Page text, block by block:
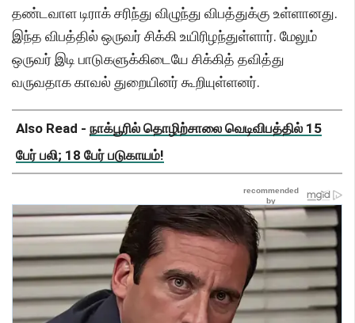
தண்டவாள டிராக் சரிந்து விழுந்து விபத்துக்கு உள்ளானது.
இந்த விபத்தில் ஒருவர் சிக்கி உயிரிழந்துள்ளார். மேலும்
ஒருவர் இடி பாடுகளுக்கிடையே சிக்கித் தவித்து
வருவதாக காவல் துறையினர் கூறியுள்ளனர்.
Also Read - நாக்பூரில் தொழிற்சாலை வெடிவிபத்தில் 15
பேர் பலி; 18 பேர் படுகாயம்!